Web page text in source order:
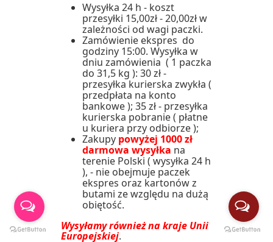
Wysyłka 24 h - koszt
przesyłki 15,00zł - 20,00zł w
zależności od wagi paczki.
Zamówienie ekspres do
godziny 15:00. Wysyłka w
dniu zamówienia ( 1 paczka
do 31,5 kg ): 30 zł -
przesyłka kurierska zwykła (
przedpłata na konto
bankowe ); 35 zł - przesyłka
kurierska pobranie ( płatne
u kuriera przy odbiorze );
Zakupy powyżej 1000 zł
darmowa wysyłka na
terenie Polski ( wysyłka 24 h
), - nie obejmuje paczek
ekspres oraz kartonów z
butami ze względu na dużą
obiętość.
Wysyłamy również na kraje Unii
Europejskiej.